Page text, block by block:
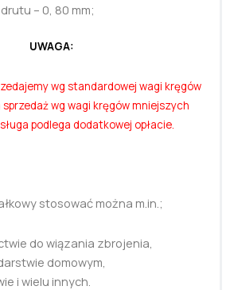
– 0, 80 mm;
UWAGA:
wg standardowej wagi kręgów
wg wagi kręgów mniejszych
podlega dodatkowej opłacie.
stosować można m.in.;
do wiązania zbrojenia,
domowym,
i wielu innych.